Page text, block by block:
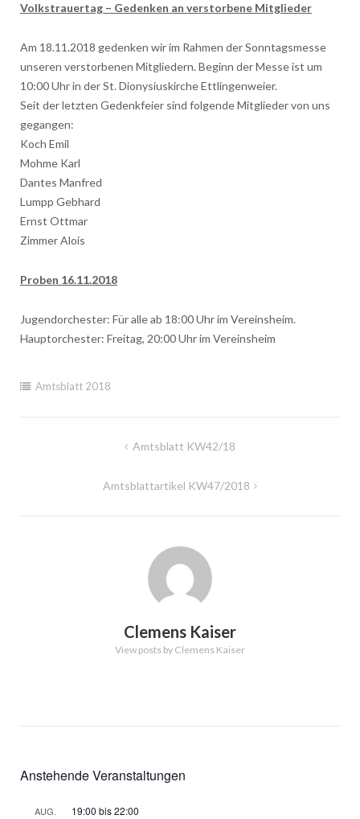
Volkstrauertag – Gedenken an verstorbene Mitglieder
Am 18.11.2018 gedenken wir im Rahmen der Sonntagsmesse
unseren verstorbenen Mitgliedern. Beginn der Messe ist um
10:00 Uhr in der St. Dionysiuskirche Ettlingenweier.
Seit der letzten Gedenkfeier sind folgende Mitglieder von uns
gegangen:
Koch Emil
Mohme Karl
Dantes Manfred
Lumpp Gebhard
Ernst Ottmar
Zimmer Alois
Proben 16.11.2018
Jugendorchester: Für alle ab 18:00 Uhr im Vereinsheim.
Hauptorchester: Freitag, 20:00 Uhr im Vereinsheim
Amtsblatt 2018
BeitragsnavigationAmtsblatt KW42/18
Amtsblattartikel KW47/2018
Clemens Kaiser
View posts by Clemens Kaiser
Anstehende Veranstaltungen
AUG. 19:00 bis22:00